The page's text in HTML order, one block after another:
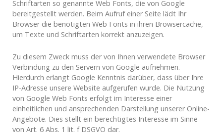
Schriftarten so genannte Web Fonts, die von Google
bereitgestellt werden. Beim Aufruf einer Seite lädt Ihr
Browser die benötigten Web Fonts in ihren Browsercache,
um Texte und Schriftarten korrekt anzuzeigen.
Zu diesem Zweck muss der von Ihnen verwendete Browser
Verbindung zu den Servern von Google aufnehmen.
Hierdurch erlangt Google Kenntnis darüber, dass über Ihre
IP-Adresse unsere Website aufgerufen wurde. Die Nutzung
von Google Web Fonts erfolgt im Interesse einer
einheitlichen und ansprechenden Darstellung unserer Online-
Angebote. Dies stellt ein berechtigtes Interesse im Sinne
von Art. 6 Abs. 1 lit. f DSGVO dar.